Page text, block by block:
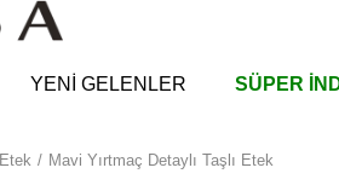
YENİ GELENLER SÜPER
Etek Mavi Yırtmaç Detaylı Taşlı Etek